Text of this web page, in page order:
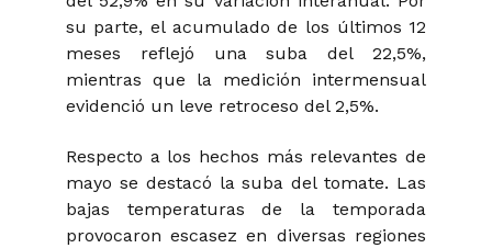
su parte, el acumulado de los últimos 12
meses reflejó una suba del 22,5%,
mientras que la medición intermensual
evidenció un leve retroceso del 2,5%.
Respecto a los hechos más relevantes de
mayo se destacó la suba del tomate. Las
bajas temperaturas de la temporada
provocaron escasez en diversas regiones